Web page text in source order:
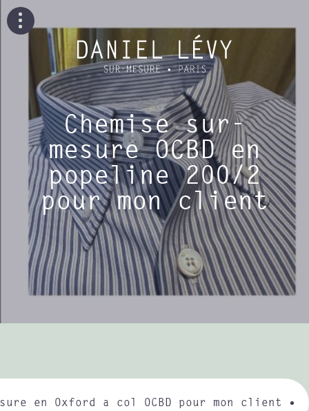
Chemise sur-
mesure OCBD en
popeline 200/2
pour mon client
en Oxford a col OCBD pour mon client